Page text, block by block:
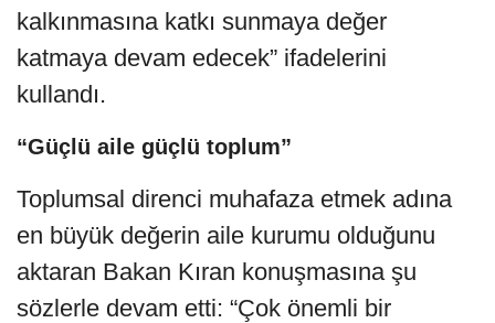
kalkınmasına katkı sunmaya değer
katmaya devam edecek” ifadelerini
kullandı.
“Güçlü aile güçlü toplum”
Toplumsal direnci muhafaza etmek adına
en büyük değerin aile kurumu olduğunu
aktaran Bakan Kıran konuşmasına şu
sözlerle devam etti: “Çok önemli bir